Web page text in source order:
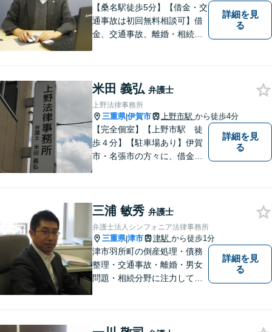
【桑名駅徒歩5分】【借金・交
通事故は初回無料相談可】借
金、交通事故、離婚・相続、
ます。地域密着型の法律事務
所です。お気軽にどうぞ【弁
護士費用特約保険・法テラス
利用可】
詳細を見
る
米田 義弘 弁護士
上野法律事務所
三重県|伊賀市 上野市駅 から徒歩4分
【完全個室】【上野市駅 徒
歩４分】【駐車場あり】伊賀
市・名張市の方々に、借金、
せていただきますので、一人
で悩まずに、なんでもご相談
ください
詳細を見
る
三浦 敏秀 弁護士
弁護士法人シンフォニア法律事務所
三重県|津市 津駅 から徒歩1分
津市羽所町の倒産処理・債務
整理・交通事故・離婚・男女
問題・相続分野に注力してい
詳細を見
る